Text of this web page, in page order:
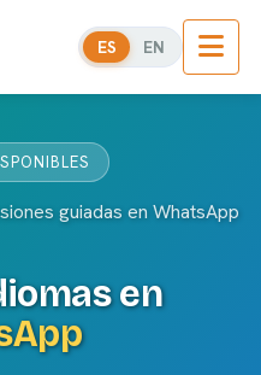
ES EN
guiadas en WhatsApp
en